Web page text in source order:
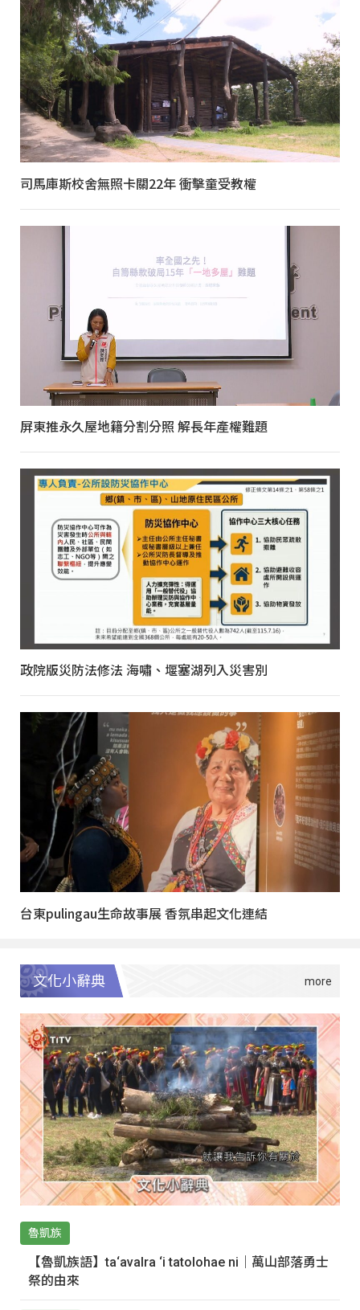
司馬庫斯校舍無照卡關22年 衝擊童受教權
屏東推永久屋地籍分割分照 解長年產權難題
政院版災防法修法 海嘯、堰塞湖列入災害別
台東pulingau生命故事展 香氛串起文化連結
文化小辭典
魯凱族
【魯凱族語】ta‘avalra ‘i tatolohae ni｜萬山部落勇士
祭的由來